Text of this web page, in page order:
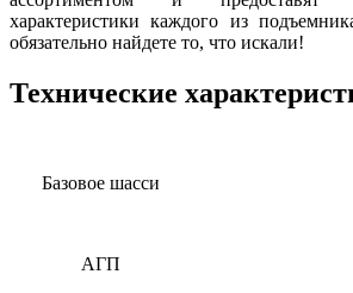
характеристики каждого из
обязательно найдете то, что искали!
Технические
Базовое шасси
АГП